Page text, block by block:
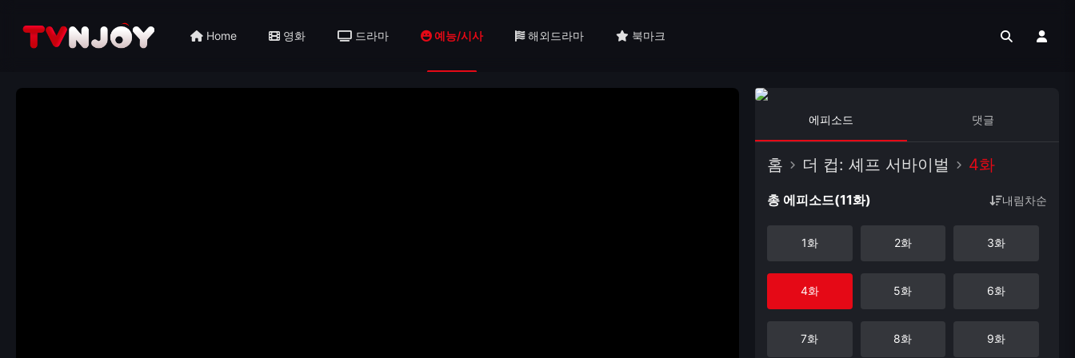
Home 영화 드라마 예능/시사 해외드라마 북마크
에피소드 댓글
홈 더 컵: 셰프 서바이벌 4화
총 에피소드(11화) 내림차순
1화 2화 3화
4화 5화 6화
7화 8화 9화